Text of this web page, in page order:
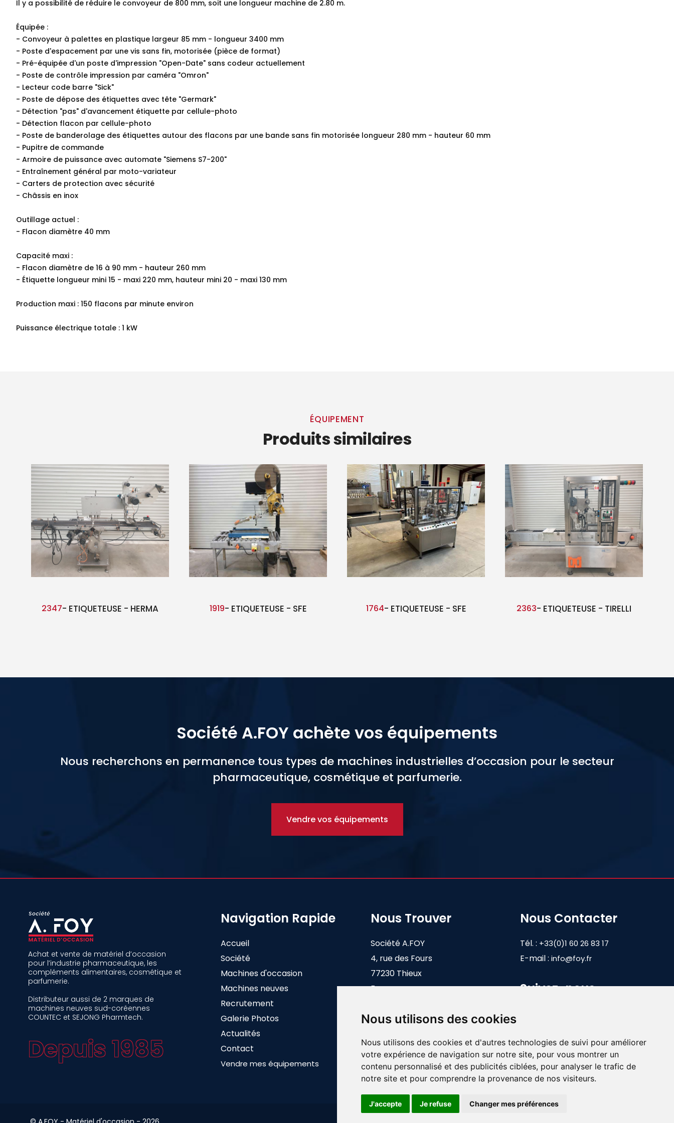
Nous utilisons des cookies
Nous utilisons des cookies et d'autres technologies de suivi pour améliorer
votre expérience de navigation sur notre site, pour vous montrer un
contenu personnalisé et des publicités ciblées, pour analyser le trafic de
notre site et pour comprendre la provenance de nos visiteurs.
J'accepte Je refuse Changer mes préférences
Il y a possibilité de réduire le convoyeur de 800 mm, soit une longueur machine de 2.80 m.
Équipée :
- Convoyeur à palettes en plastique largeur 85 mm - longueur 3400 mm
- Poste d'espacement par une vis sans fin, motorisée (pièce de format)
- Pré-équipée d'un poste d'impression "Open-Date" sans codeur actuellement
- Poste de contrôle impression par caméra "Omron"
- Lecteur code barre "Sick"
- Poste de dépose des étiquettes avec tête "Germark"
- Détection "pas" d'avancement étiquette par cellule-photo
- Détection flacon par cellule-photo
- Poste de banderolage des étiquettes autour des flacons par une bande sans fin motorisée longueur 280 mm - hauteur 60 mm
- Pupitre de commande
- Armoire de puissance avec automate "Siemens S7-200"
- Entraînement général par moto-variateur
- Carters de protection avec sécurité
- Châssis en inox
Outillage actuel :
- Flacon diamètre 40 mm
Capacité maxi :
- Flacon diamètre de 16 à 90 mm - hauteur 260 mm
- Étiquette longueur mini 15 - maxi 220 mm, hauteur mini 20 - maxi 130 mm
Production maxi : 150 flacons par minute environ
Puissance électrique totale : 1 kW
ÉQUIPEMENT
Produits similaires
2347- ETIQUETEUSE - HERMA 1919- ETIQUETEUSE - SFE 1764- ETIQUETEUSE - SFE 2363- ETIQUETEUSE - TIRELLI
Société A.FOY achète vos équipements
Nous recherchons en permanence tous types de machines industrielles d’occasion pour le secteur
pharmaceutique, cosmétique et parfumerie.
Vendre vos équipements
Achat et vente de matériel d’occasion
pour l’industrie pharmaceutique, les
compléments alimentaires, cosmétique et
parfumerie.
Distributeur aussi de 2 marques de
machines neuves sud-coréennes
COUNTEC et SEJONG Pharmtech.
Depuis 1985
Navigation Rapide
Accueil
Société
Machines d'occasion
Machines neuves
Recrutement
Galerie Photos
Actualités
Contact
Vendre mes équipements
Nous Trouver
Société A.FOY
4, rue des Fours
77230 Thieux
France
Nous Contacter
Tél. : +33(0)1 60 26 83 17
E-mail :info@foy.fr
Suivez-nous